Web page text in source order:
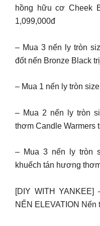
hồng hữu cơ Cheek
1,099,000đ
– Mua 3 nến ly tròn
đốt nến Bronze Black
– Mua 1 nến ly tròn
– Mua 2 nến ly tròn
thơm Candle Warmers
– Mua 3 nến ly tròn
khuếch tán hương
[DIY WITH
NẾN ELEVATION